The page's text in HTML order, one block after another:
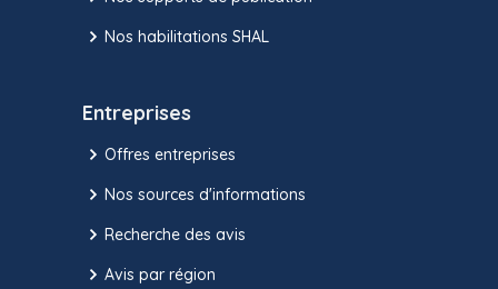
Nos habilitations SHAL
Entreprises
Offres entreprises
Nos sources d'informations
Recherche des avis
Avis par région